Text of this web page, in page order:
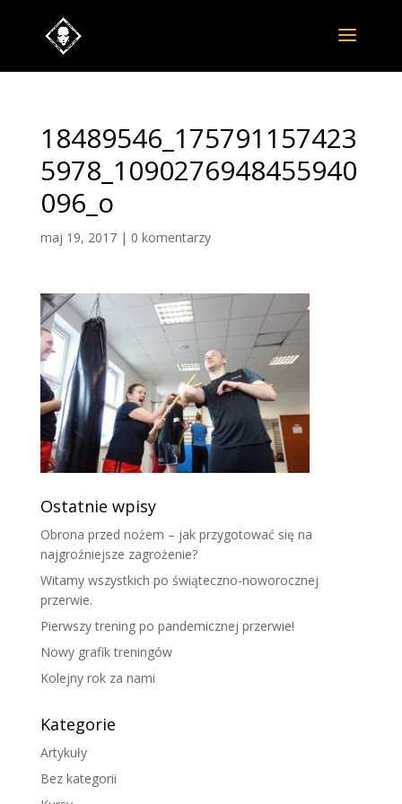
18489546_175791157423
5978_1090276948455940
096_o
maj 19, 2017| 0 komentarzy
Ostatnie wpisy
Obrona przed nożem – jak przygotować się na
najgroźniejsze zagrożenie?
Witamy wszystkich po świąteczno-noworocznej
przerwie.
Pierwszy trening po pandemicznej przerwie!
Nowy grafik treningów
Kolejny rok za nami
Kategorie
Artykuły
Bez kategorii